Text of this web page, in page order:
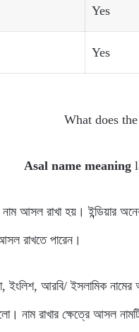
Yes
Yes
What does
Asal name meaning
নাম আসল রাখা হয়। ইন্ডিয়ার
রাখতে পারেন।
ইংলিশ, আরবি/ ইসলামিক
নাম রাখার ক্ষেত্রে আসল